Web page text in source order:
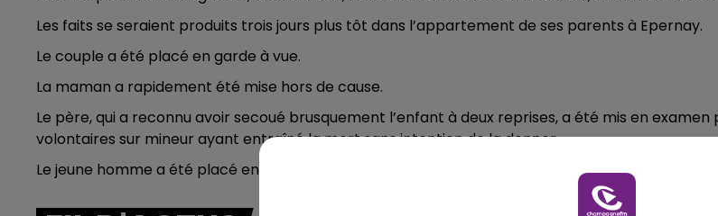
7h00 - 11h00 11h00 - 16h00
Les faits se seraient produits trois jours plus tôt dans l’appartement de ses parents à Epernay.
Le couple a été placé en garde à vue.
La maman a rapidement été mise hors de cause.
Le père, qui a reconnu avoir secoué brusquement l’enfant à deux reprises, a été mis en examen
volontaires sur mineur ayant entraîné la mort sans intention de la donner.
Le jeune homme a été placé en détention provisoire.